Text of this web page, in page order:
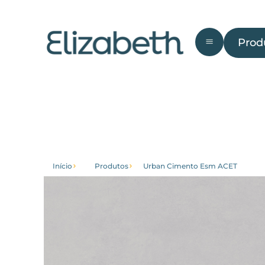
Início Produtos Urban Cimento Esm ACET